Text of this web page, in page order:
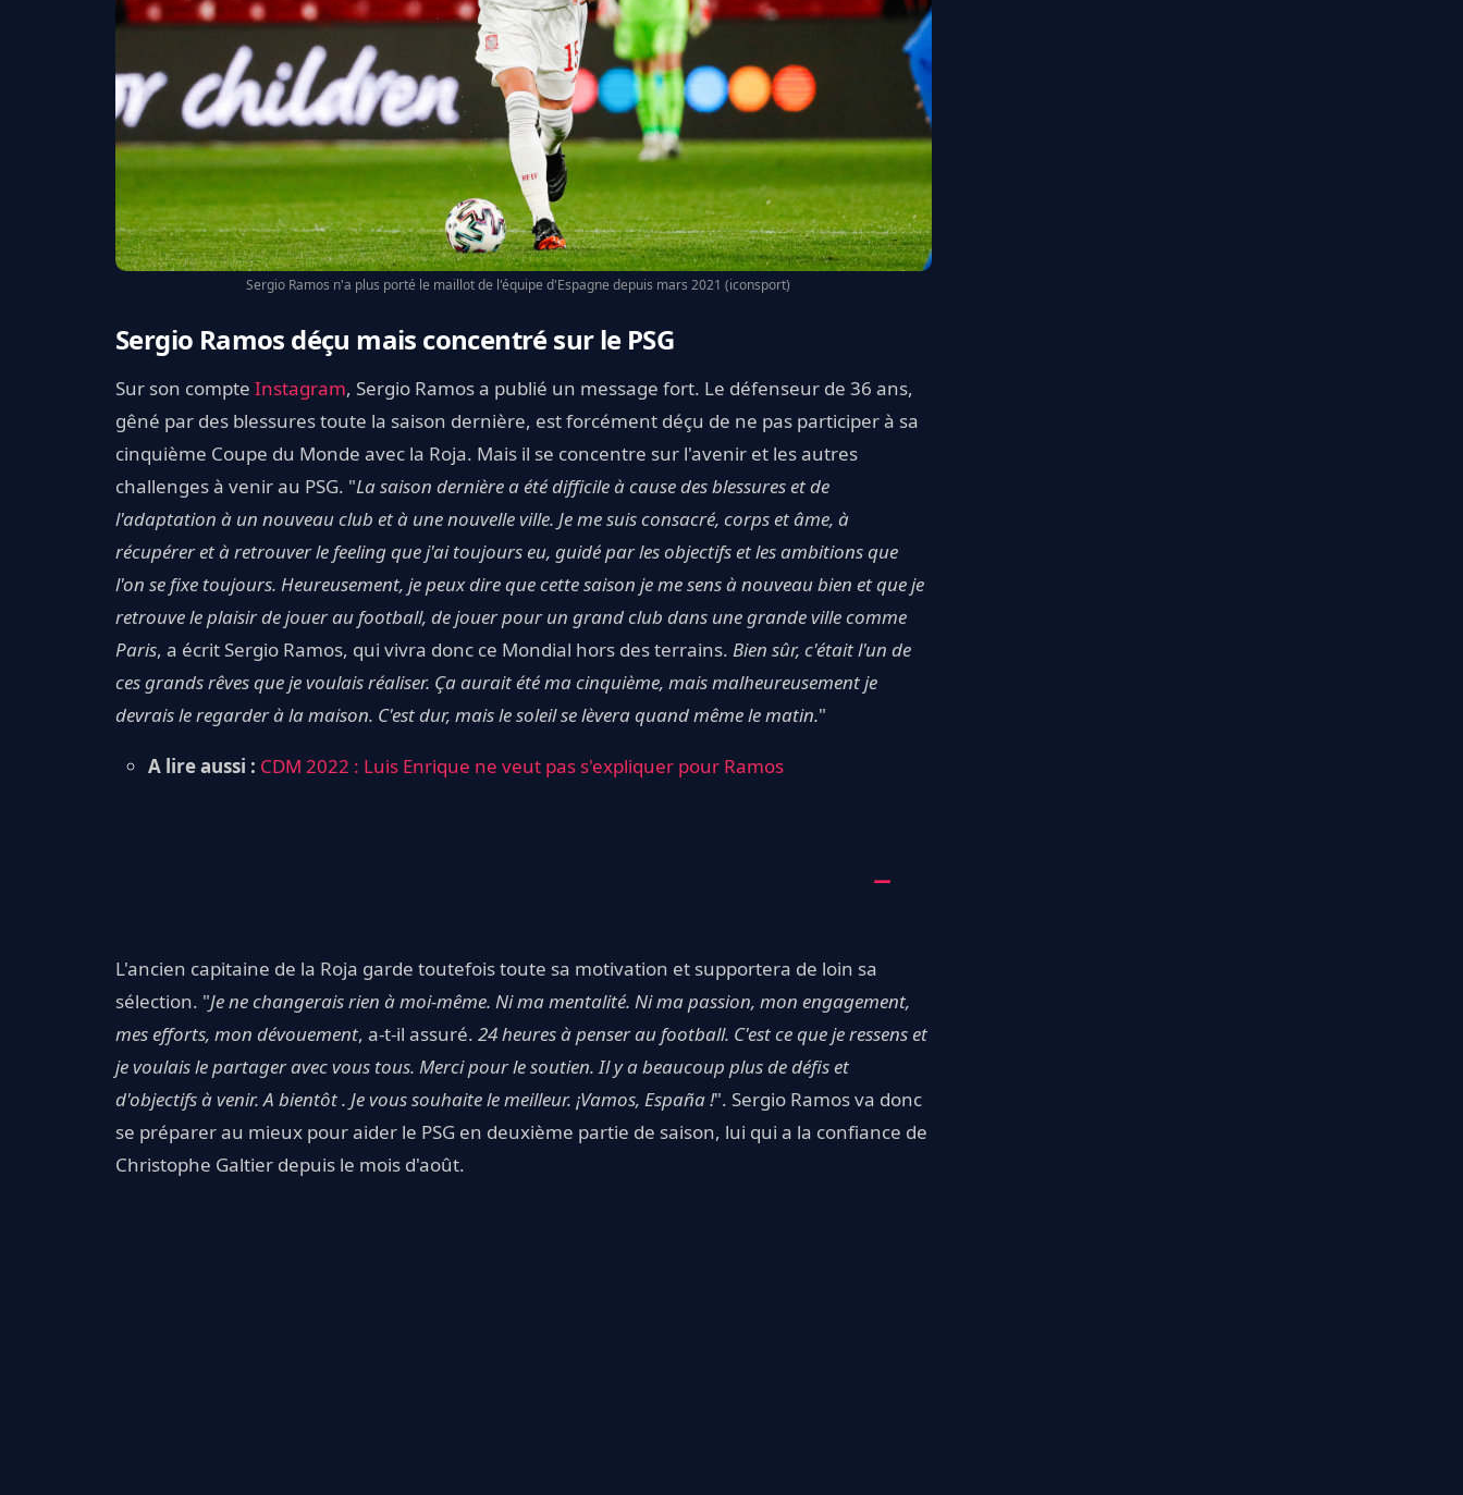
Sergio Ramos n'a plus porté le maillot de l'équipe d'Espagne depuis mars 2021 (iconsport)
Sergio Ramos déçu mais concentré sur le PSG
Sur son compte Instagram, Sergio Ramos a publié un message fort. Le défenseur de 36 ans,
gêné par des blessures toute la saison dernière, est forcément déçu de ne pas participer à sa
cinquième Coupe du Monde avec la Roja. Mais il se concentre sur l'avenir et les autres
challenges à venir au PSG. "La saison dernière a été difficile à cause des blessures et de
l'adaptation à un nouveau club et à une nouvelle ville. Je me suis consacré, corps et âme, à
récupérer et à retrouver le feeling que j'ai toujours eu, guidé par les objectifs et les ambitions que
l'on se fixe toujours. Heureusement, je peux dire que cette saison je me sens à nouveau bien et que je
retrouve le plaisir de jouer au football, de jouer pour un grand club dans une grande ville comme
Paris, a écrit Sergio Ramos, qui vivra donc ce Mondial hors des terrains. Bien sûr, c'était l'un de
ces grands rêves que je voulais réaliser. Ça aurait été ma cinquième, mais malheureusement je
devrais le regarder à la maison. C'est dur, mais le soleil se lèvera quand même le matin."
A lire aussi : CDM 2022 : Luis Enrique ne veut pas s'expliquer pour Ramos
L'ancien capitaine de la Roja garde toutefois toute sa motivation et supportera de loin sa
sélection. "Je ne changerais rien à moi-même. Ni ma mentalité. Ni ma passion, mon engagement,
mes efforts, mon dévouement, a-t-il assuré. 24 heures à penser au football. C'est ce que je ressens et
je voulais le partager avec vous tous. Merci pour le soutien. Il y a beaucoup plus de défis et
d'objectifs à venir. A bientôt . Je vous souhaite le meilleur. ¡Vamos, España !". Sergio Ramos va donc
se préparer au mieux pour aider le PSG en deuxième partie de saison, lui qui a la confiance de
Christophe Galtier depuis le mois d'août.